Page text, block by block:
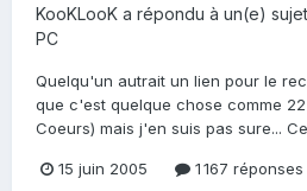
KooKLooK a répondu à un(e)
PC
Quelqu'un autrait un lien pour le
que c'est quelque chose comme
Coeurs) mais j'en suis pas sure...
15 juin 2005 1 167 réponses